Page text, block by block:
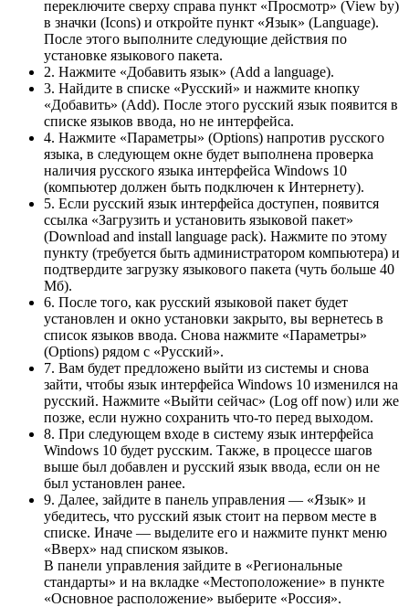
переключите сверху справа пункт «Просмотр» (View by)
в значки (Icons) и откройте пункт «Язык» (Language).
После этого выполните следующие действия по
установке языкового пакета.
2. Нажмите «Добавить язык» (Add a language).
3. Найдите в списке «Русский» и нажмите кнопку
«Добавить» (Add). После этого русский язык появится в
списке языков ввода, но не интерфейса.
4. Нажмите «Параметры» (Options) напротив русского
языка, в следующем окне будет выполнена проверка
наличия русского языка интерфейса Windows 10
(компьютер должен быть подключен к Интернету).
5. Если русский язык интерфейса доступен, появится
ссылка «Загрузить и установить языковой пакет»
(Download and install language pack). Нажмите по этому
пункту (требуется быть администратором компьютера) и
подтвердите загрузку языкового пакета (чуть больше 40
Мб).
6. После того, как русский языковой пакет будет
установлен и окно установки закрыто, вы вернетесь в
список языков ввода. Снова нажмите «Параметры»
(Options) рядом с «Русский».
7. Вам будет предложено выйти из системы и снова
зайти, чтобы язык интерфейса Windows 10 изменился на
русский. Нажмите «Выйти сейчас» (Log off now) или же
позже, если нужно сохранить что-то перед выходом.
8. При следующем входе в систему язык интерфейса
Windows 10 будет русским. Также, в процессе шагов
выше был добавлен и русский язык ввода, если он не
был установлен ранее.
9. Далее, зайдите в панель управления — «Язык» и
убедитесь, что русский язык стоит на первом месте в
списке. Иначе — выделите его и нажмите пункт меню
«Вверх» над списком языков.
В панели управления зайдите в «Региональные
стандарты» и на вкладке «Местоположение» в пункте
«Основное расположение» выберите «Россия».